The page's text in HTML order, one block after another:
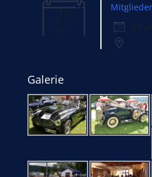
29
29
Galerie